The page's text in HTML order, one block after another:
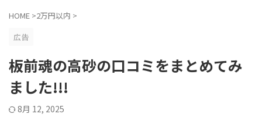
HOME >2万円以内 >
広告
板前魂の高砂の口コミをまとめてみ
ました!!!
8月 12, 2025